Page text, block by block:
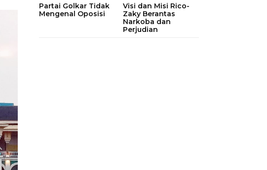
Partai Golkar Tidak
Mengenal Oposisi
Visi dan Misi Rico-
Zaky Berantas
Narkoba dan
Perjudian